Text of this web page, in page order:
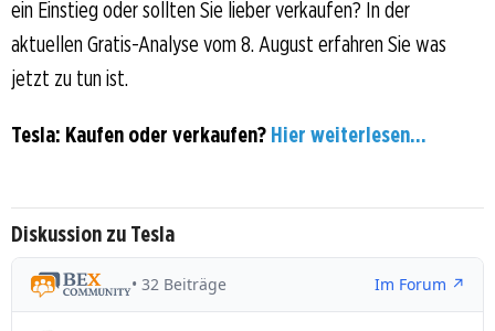
ein Einstieg oder sollten Sie lieber verkaufen? In der
aktuellen Gratis-Analyse vom 8. August erfahren Sie was
jetzt zu tun ist.
Tesla: Kaufen oder verkaufen? Hier weiterlesen...
Diskussion zu Tesla